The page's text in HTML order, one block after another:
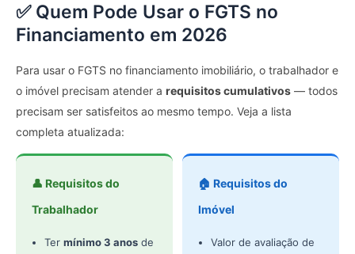
✅ Quem Pode Usar o FGTS no
Financiamento em 2026
Para usar o FGTS no financiamento imobiliário, o trabalhador e
o imóvel precisam atender a requisitos cumulativos — todos
precisam ser satisfeitos ao mesmo tempo. Veja a lista
completa atualizada:
👤 Requisitos do
Trabalhador
Ter mínimo 3 anos de
🏠 Requisitos do
Imóvel
Valor de avaliação de